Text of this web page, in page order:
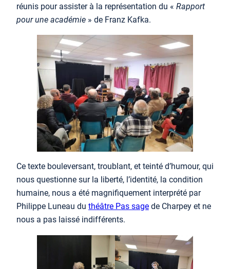
réunis pour assister à la représentation du « Rapport
pour une académie » de Franz Kafka.
Ce texte bouleversant, troublant, et teinté d’humour, qui
nous questionne sur la liberté, l’identité, la condition
humaine, nous a été magnifiquement interprété par
Philippe Luneau du théâtre Pas sage de Charpey et ne
nous a pas laissé indifférents.